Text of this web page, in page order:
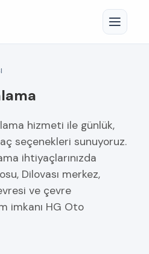
hizmeti ile günlük,
seçenekleri sunuyoruz.
ihtiyaçlarınızda
Dilovası merkez,
ve çevre
imkanı HG Oto